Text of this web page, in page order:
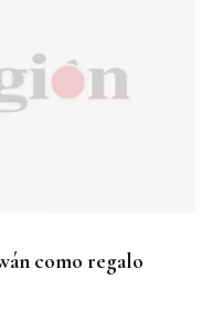
como regalo